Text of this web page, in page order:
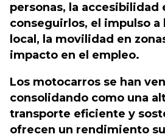
personas, la accesibilidad
conseguirlos, el impulso a
local, la movilidad en
impacto en el empleo.
Los motocarros se han
consolidando como una
transporte eficiente y
ofrecen un rendimiento